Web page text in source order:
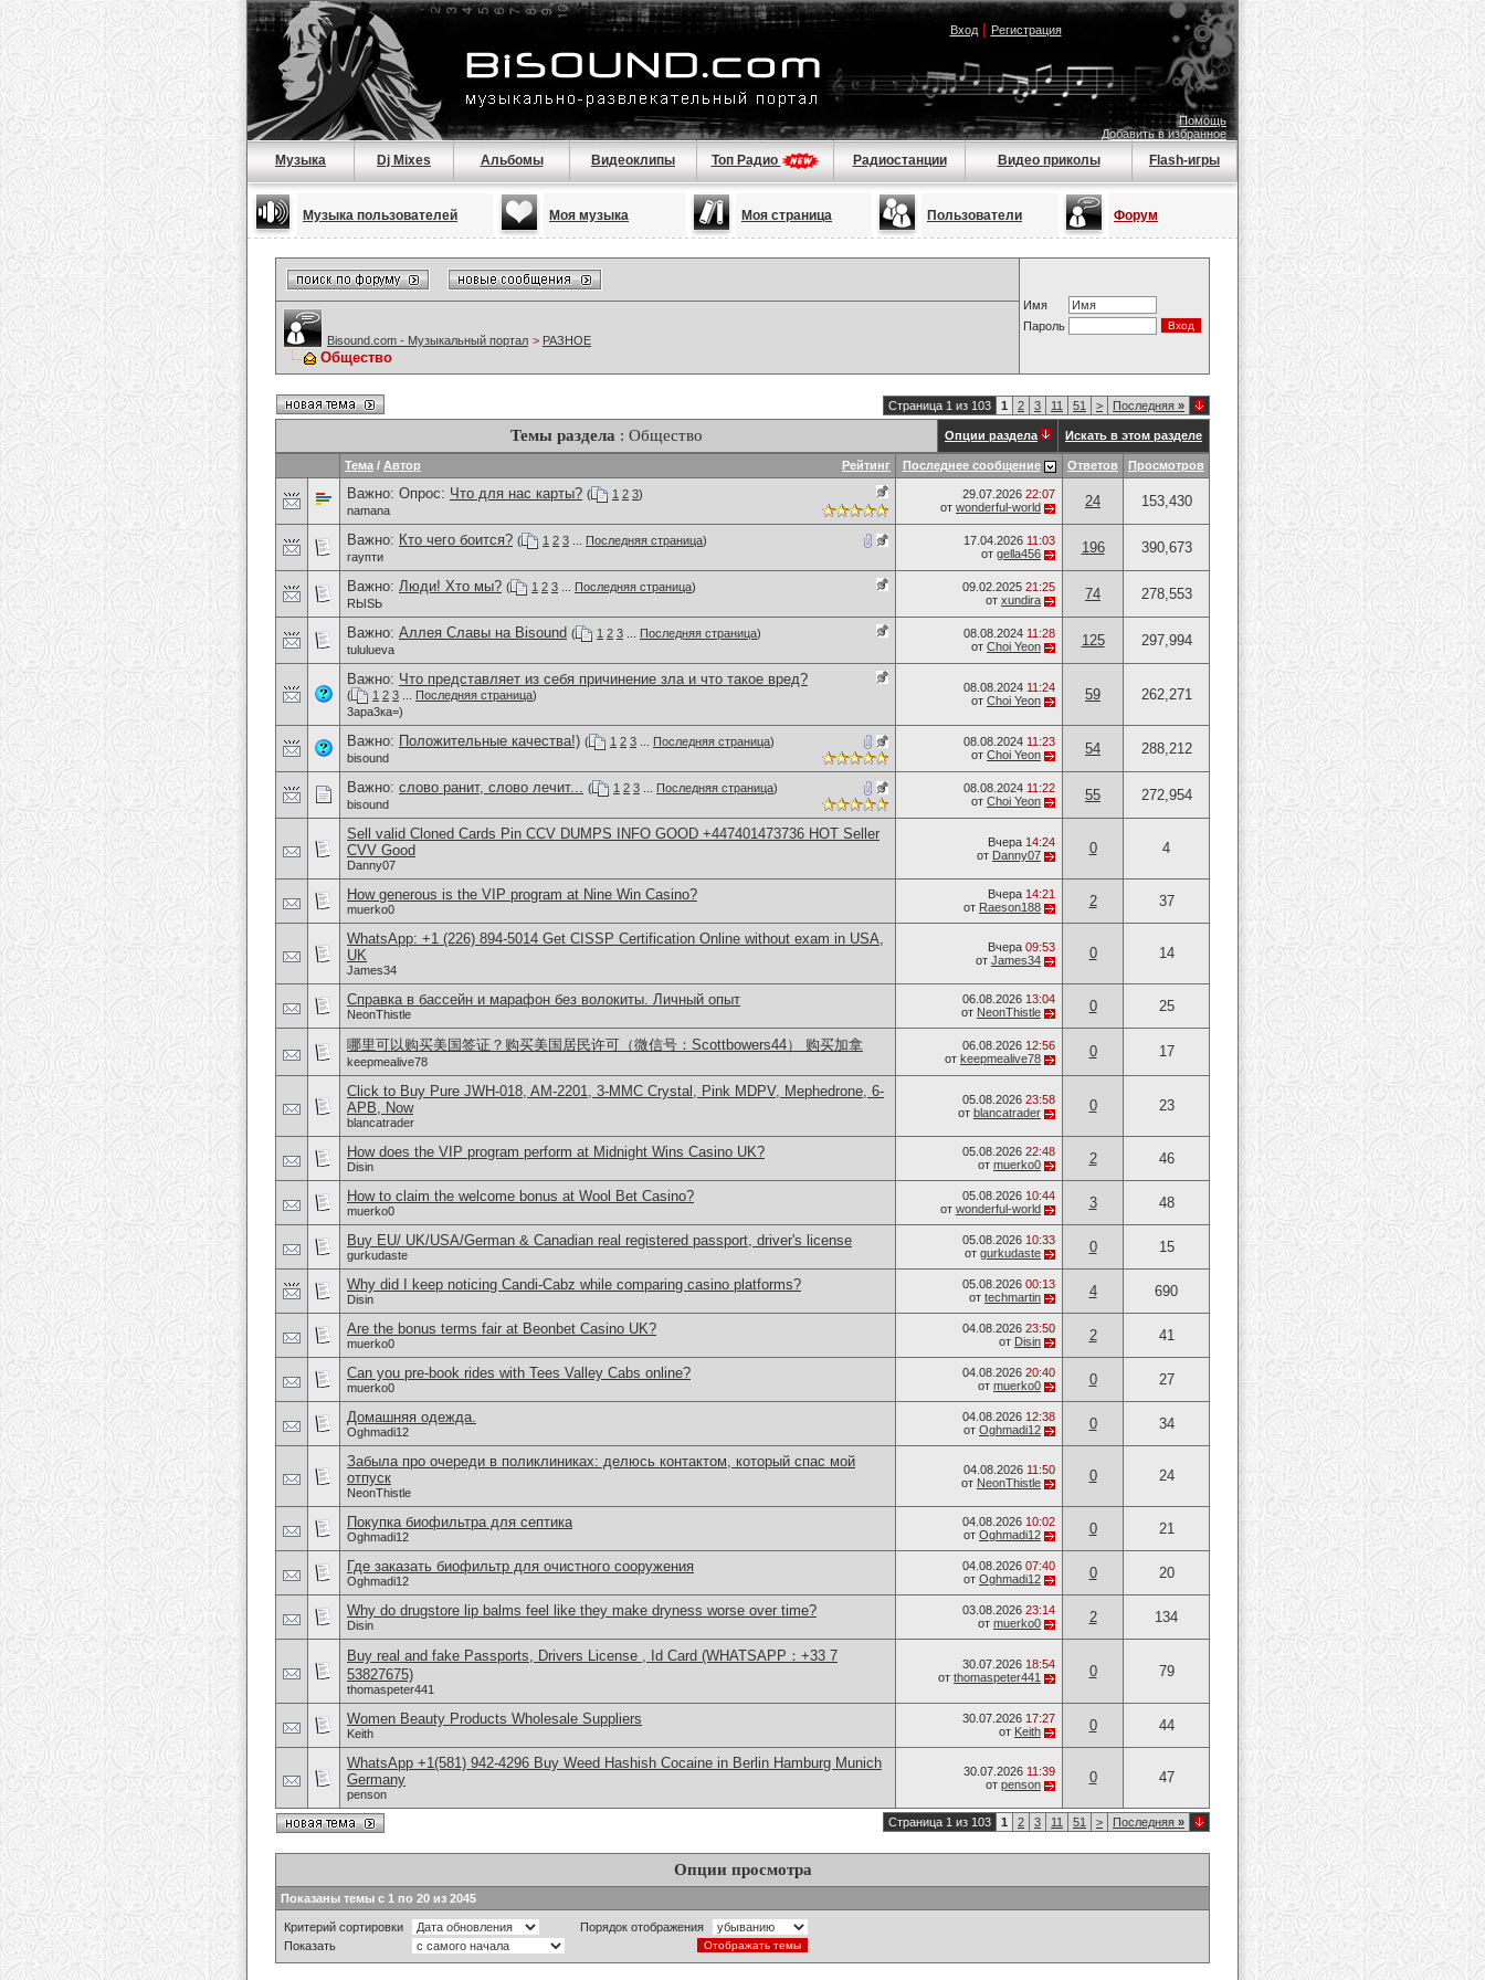
Вход| Регистрация
Помощь
Добавить в избранное
Музыка Dj Mixes Альбомы Видеоклипы Топ Радио Радиостанции Видео приколы Flash-игры
Музыка пользователей Моя музыка Моя страница Пользователи Форум
Имя
Пароль
Bisound.com - Музыкальный портал > РАЗНОЕ
Общество
Страница 1 из 103 1 2 3 11 51 > Последняя »
Темы раздела : Общество Опции раздела Искать в этом разделе
Рейтинг
Тема / Автор Последнее сообщение Ответов Просмотров
Важно: Опрос: Что для нас карты? ( 1 2 3)
namana
29.07.2026 22:07
от wonderful-world 24 153,430
Важно: Кто чего боится? ( 1 2 3 Последняя страница)
гаупти
17.04.2026 11:03
от gella456 196 390,673
Важно: Люди! Хто мы? ( 1 2 3 Последняя страница)
RЫSЬ
09.02.2025 21:25
от xundira 74 278,553
Важно: Аллея Славы на Bisound ( 1 2 3 Последняя страница)
tululueva
08.08.2024 11:28
от Choi Yeon 125 297,994
Важно: Что представляет из себя причинение зла и что такое вред?
( 1 2 3 Последняя страница)
3ара3ка=)
08.08.2024 11:24
от Choi Yeon 59 262,271
Важно: Положительные качества!) ( 1 2 3 Последняя страница)
bisound
08.08.2024 11:23
от Choi Yeon 54 288,212
Важно: слово ранит, слово лечит... ( 1 2 3 Последняя страница)
bisound
08.08.2024 11:22
от Choi Yeon 55 272,954
Sell valid Cloned Cards Pin CCV DUMPS INFO GOOD +447401473736 HOT Seller
CVV Good
Danny07
Вчера 14:24
от Danny07 0 4
How generous is the VIP program at Nine Win Casino?
muerko0
Вчера 14:21
от Raeson188 2 37
WhatsApp: +1 (226) 894-5014​ Get CISSP Certification Online without exam in USA,
UK
James34
Вчера 09:53
от James34 0 14
Справка в бассейн и марафон без волокиты. Личный опыт
NeonThistle
06.08.2026 13:04
от NeonThistle 0 25
哪里可以购买美国签证？购买美国居民许可（微信号：Scottbowers44） 购买加拿
keepmealive78
06.08.2026 12:56
от keepmealive78 0 17
Click to Buy Pure JWH-018, AM-2201, 3-MMC Crystal, Pink MDPV, Mephedrone, 6-
APB, Now
blancatrader
05.08.2026 23:58
от blancatrader 0 23
How does the VIP program perform at Midnight Wins Casino UK?
Disin
05.08.2026 22:48
от muerko0 2 46
How to claim the welcome bonus at Wool Bet Casino?
muerko0
05.08.2026 10:44
от wonderful-world 3 48
Buy EU/ UK/USA/German & Canadian real registered passport, driver's license
gurkudaste
05.08.2026 10:33
от gurkudaste 0 15
Why did I keep noticing Candi-Cabz while comparing casino platforms?
Disin
05.08.2026 00:13
от techmartin 4 690
Are the bonus terms fair at Beonbet Casino UK?
muerko0
04.08.2026 23:50
от Disin 2 41
Can you pre-book rides with Tees Valley Cabs online?
muerko0
04.08.2026 20:40
от muerko0 0 27
Домашняя одежда.
Oghmadi12
04.08.2026 12:38
от Oghmadi12 0 34
Забыла про очереди в поликлиниках: делюсь контактом, который спас мой
отпуск
NeonThistle
04.08.2026 11:50
от NeonThistle 0 24
Покупка биофильтра для септика
Oghmadi12
04.08.2026 10:02
от Oghmadi12 0 21
Где заказать биофильтр для очистного сооружения
Oghmadi12
04.08.2026 07:40
от Oghmadi12 0 20
Why do drugstore lip balms feel like they make dryness worse over time?
Disin
03.08.2026 23:14
от muerko0 2 134
Buy real and fake Passports, Drivers License , Id Card (WHATSAPP：+33 7
53827675)
thomaspeter441
30.07.2026 18:54
от thomaspeter441 0 79
Women Beauty Products Wholesale Suppliers
Keith
30.07.2026 17:27
от Keith 0 44
WhatsApp +1(581) 942-4296 Buy Weed Hashish Cocaine in Berlin Hamburg Munich
Germany
penson
30.07.2026 11:39
от penson 0 47
Страница 1 из 103 1 2 3 11 51 > Последняя »
Опции просмотра
Показаны темы с 1 по 20 из 2045
Критерий сортировки
Порядок отображения
Показать